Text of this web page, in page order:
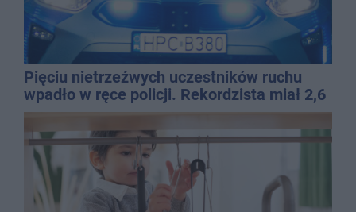
Pięciu nietrzeźwych uczestników ruchu
wpadło w ręce policji. Rekordzista miał 2,6
promila